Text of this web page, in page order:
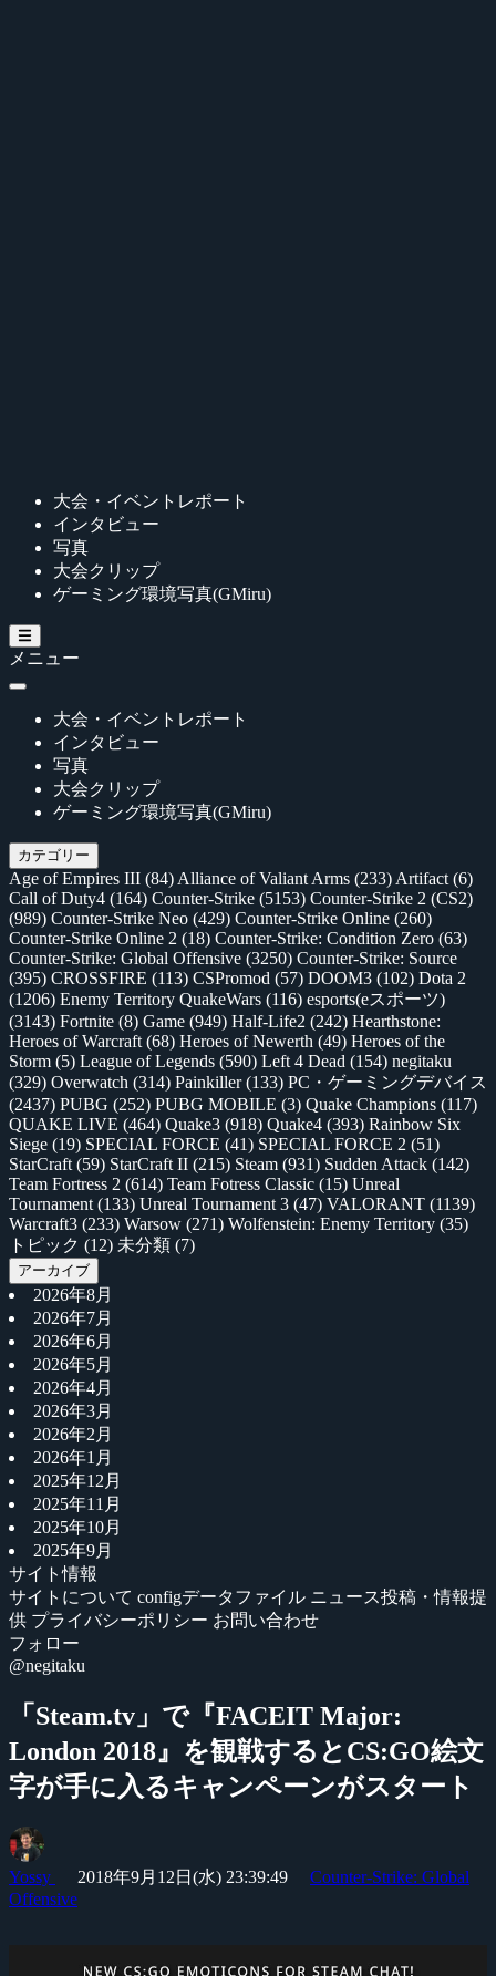
大会・イベントレポート
インタビュー
写真
大会クリップ
ゲーミング環境写真(GMiru)
メニュー
大会・イベントレポート
インタビュー
写真
大会クリップ
ゲーミング環境写真(GMiru)
カテゴリー
Age of Empires III (84) Alliance of Valiant Arms (233) Artifact (6)
Call of Duty4 (164) Counter-Strike (5153) Counter-Strike 2 (CS2)
(989) Counter-Strike Neo (429) Counter-Strike Online (260)
Counter-Strike Online 2 (18) Counter-Strike: Condition Zero (63)
Counter-Strike: Global Offensive (3250) Counter-Strike: Source
(395) CROSSFIRE (113) CSPromod (57) DOOM3 (102) Dota 2
(1206) Enemy Territory QuakeWars (116) esports(eスポーツ)
(3143) Fortnite (8) Game (949) Half-Life2 (242) Hearthstone:
Heroes of Warcraft (68) Heroes of Newerth (49) Heroes of the
Storm (5) League of Legends (590) Left 4 Dead (154) negitaku
(329) Overwatch (314) Painkiller(133) PC・ゲーミングデバイス
(2437) PUBG (252) PUBG MOBILE (3) Quake Champions (117)
QUAKE LIVE (464) Quake3 (918) Quake4 (393) Rainbow Six
Siege (19) SPECIAL FORCE (41) SPECIAL FORCE 2 (51)
StarCraft (59) StarCraft II (215) Steam (931) Sudden Attack (142)
Team Fortress 2 (614) Team Fotress Classic (15) Unreal
Tournament (133) Unreal Tournament 3 (47) VALORANT (1139)
Warcraft3 (233) Warsow (271) Wolfenstein: Enemy Territory (35)
トピック (12) 未分類 (7)
アーカイブ
2026年8月
2026年7月
2026年6月
2026年5月
2026年4月
2026年3月
2026年2月
2026年1月
2025年12月
2025年11月
2025年10月
2025年9月
サイト情報
サイトについて configデータファイル ニュース投稿・情報提
供 プライバシーポリシー お問い合わせ
フォロー
@negitaku
「Steam.tv」で『FACEIT Major:
London 2018』を観戦するとCS:GO絵文
字が手に入るキャンペーンがスタート
Yossy 2018年9月12日(水) 23:39:49
Counter-Strike: Global
Offensive